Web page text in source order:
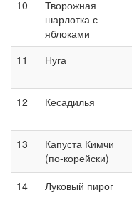
10
Творожная
шарлотка с
яблоками
11 Нуга
12
Кесадилья
13
Капуста Кимчи
(по-корейски)
14 Луковый пирог